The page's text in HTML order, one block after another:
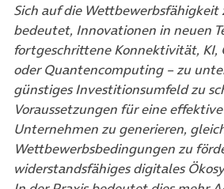
Sich auf die
bedeutet, Innovationen in neuen
fortgeschrittene Konnektivität, KI,
oder Quantencomputing – zu
günstiges Investitionsumfeld zu
Voraussetzungen für eine
Unternehmen zu generieren,
Wettbewerbsbedingungen zu
widerstandsfähiges digitales